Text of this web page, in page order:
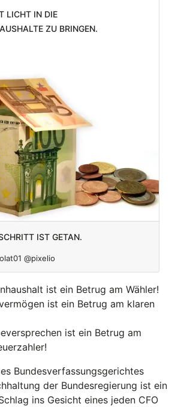
Licht in die
zu bringen.
ist getan.
@pixelio
ist ein Betrug am Wähler!
ist ein Betrug am klaren
ist ein Betrug am
Bundesverfassungsgerichtes
der Bundesregierung ist ein
ins Gesicht eines jeden CFO